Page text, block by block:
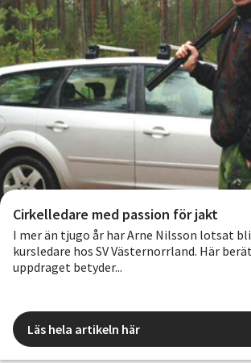
Cirkelledare med passion för jakt
I mer än tjugo år har Arne Nilsson lotsat
kursledare hos SV Västernorrland. Här
uppdraget betyder...
Läs hela artikeln här